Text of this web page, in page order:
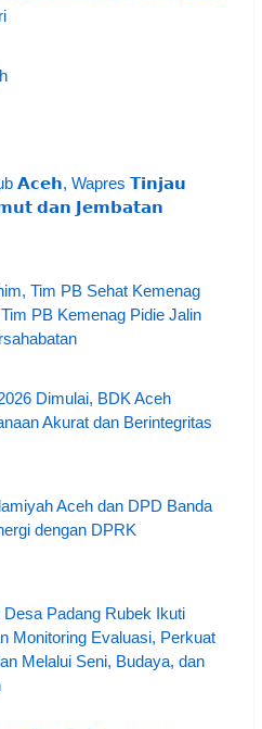
𝗔𝗰𝗲𝗵, Wapres 𝗧𝗶𝗻𝗷𝗮𝘂
𝗱𝗮𝗻 𝗝𝗲𝗺𝗯𝗮𝘁𝗮𝗻
Tim PB Sehat Kemenag
PB Kemenag Pidie Jalin
Dimulai, BDK Aceh
Akurat dan Berintegritas
Aceh dan DPD Banda
dengan DPRK
Padang Rubek Ikuti
Monitoring Evaluasi, Perkuat
Melalui Seni, Budaya, dan